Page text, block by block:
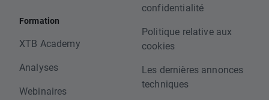
Formation
XTB Academy
Analyses
Webinaires
confidentialité
Politique relative aux
cookies
Les dernières annonces
techniques